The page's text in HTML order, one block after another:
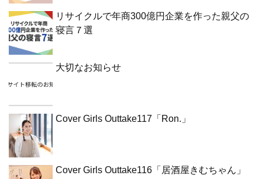
リサイクルで年商300億円企業を作った親父の
寝言７選
大切なお知らせ
Cover Girls Outtake117「Ron.」
Cover Girls Outtake116「居酒屋きむちゃん」